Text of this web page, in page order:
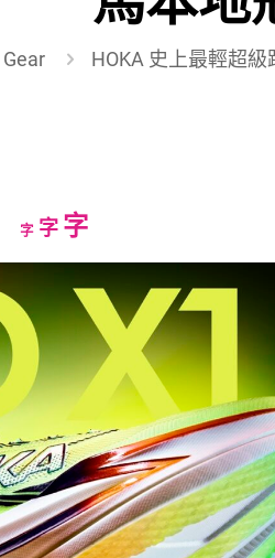
HOKA 史上最輕超
字Decrease
字Reset
size.
字Increase
font
size.